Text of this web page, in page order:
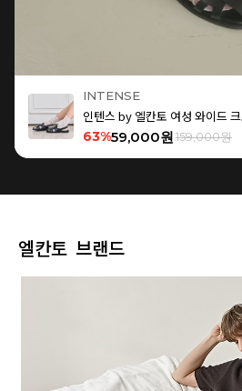
INTENSE
63%59,000원 159,000원
엘칸토 브랜드